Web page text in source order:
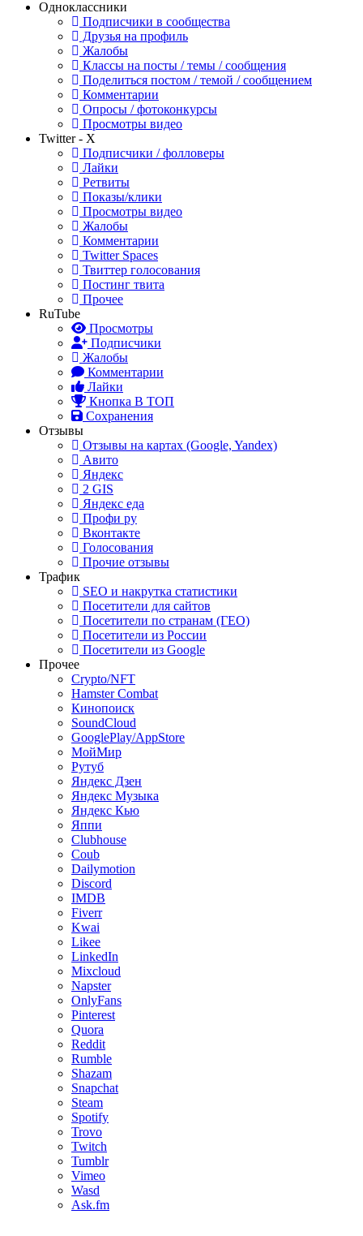
Одноклассники
Подписчики в сообщества
Друзья на профиль
Жалобы
Классы на посты / темы / сообщения
Поделиться постом / темой / сообщением
Комментарии
Опросы / фотоконкурсы
Просмотры видео
Twitter - X
Подписчики / фолловеры
Лайки
Ретвиты
Показы/клики
Просмотры видео
Жалобы
Комментарии
Twitter Spaces
Твиттер голосования
Постинг твита
Прочее
RuTube
Просмотры
Подписчики
Жалобы
Комментарии
Лайки
Кнопка В ТОП
Сохранения
Отзывы
Отзывы на картах (Google, Yandex)
Авито
Яндекс
2 GIS
Яндекс еда
Профи ру
Вконтакте
Голосования
Прочие отзывы
Трафик
SEO и накрутка статистики
Посетители для сайтов
Посетители по странам (ГЕО)
Посетители из России
Посетители из Google
Прочее
Crypto/NFT
Hamster Combat
Кинопоиск
SoundCloud
GooglePlay/AppStore
МойМир
Рутуб
Яндекс Дзен
Яндекс Музыка
Яндекс Кью
Яппи
Clubhouse
Coub
Dailymotion
Discord
IMDB
Fiverr
Kwai
Likee
LinkedIn
Mixcloud
Napster
OnlyFans
Pinterest
Quora
Reddit
Rumble
Shazam
Snapchat
Steam
Spotify
Trovo
Twitch
Tumblr
Vimeo
Wasd
Ask.fm